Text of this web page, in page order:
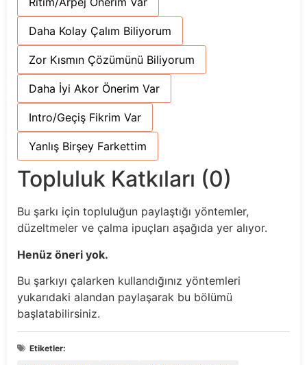
Daha Kolay Çalım Biliyorum
Zor Kısmın Çözümünü Biliyorum
Daha İyi Akor Önerim Var
Intro/Geçiş Fikrim Var
Yanlış Birşey Farkettim
Topluluk Katkıları (0)
Bu şarkı için topluluğun paylaştığı yöntemler,
düzeltmeler ve çalma ipuçları aşağıda yer alıyor.
Henüz öneri yok.
Bu şarkıyı çalarken kullandığınız yöntemleri
yukarıdaki alandan paylaşarak bu bölümü
başlatabilirsiniz.
Etiketler: